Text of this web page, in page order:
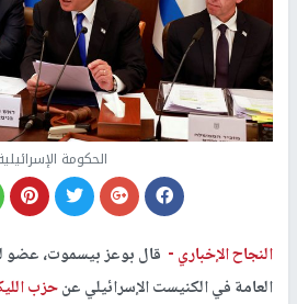
الحكومة
النجاح الإخباري - قال بوعز بيسموت، عضو
العامة في الكنيست الإسرائيلي عنحزب